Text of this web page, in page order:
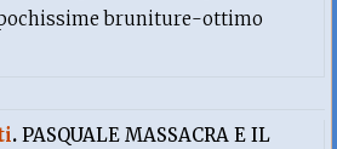
bruniture-ottimo
.PASQUALE MASSACRA E IL